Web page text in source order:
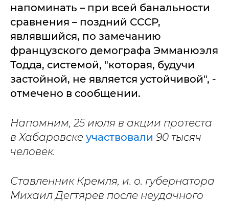
напоминать – при всей банальности
сравнения – поздний СССР,
являвшийся, по замечанию
французского демографа Эмманюэля
Тодда, системой, "которая, будучи
застойной, не является устойчивой", -
отмечено в сообщении.
Напомним, 25 июля в акции протеста
в Хабаровске участвовали 90 тысяч
человек.
Ставленник Кремля, и. о. губернатора
Михаил Дегтярев после неудачного